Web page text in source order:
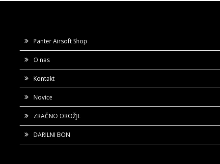
Panter Airsoft Shop
O nas
Kontakt
Novice
ZRAČNO OROŽJE
DARILNI BON